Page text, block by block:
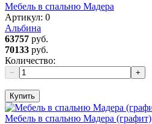
Мебель в спальню Мадера
Артикул: 0
Альбина
63757 руб.
70133 руб.
Количество:
− +
Купить
Мебель в спальню Мадера (графит)